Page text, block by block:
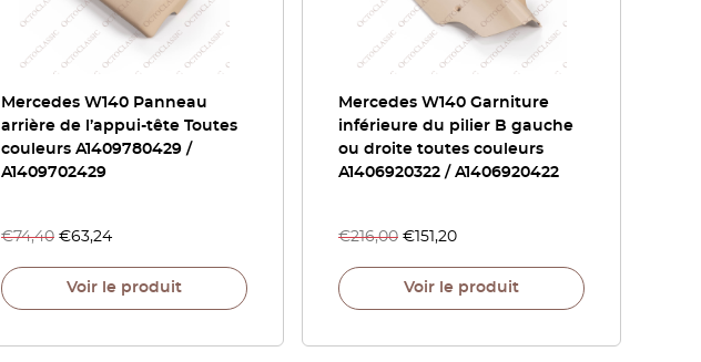
Mercedes W140 Panneau
arrière de l’appui-tête Toutes
couleurs A1409780429 /
A1409702429
€74,40 €63,24
Voir le produit
Mercedes W140 Garniture
inférieure du pilier B gauche
ou droite toutes couleurs
A1406920322 / A1406920422
€216,00 € 151,20
Voir le produit